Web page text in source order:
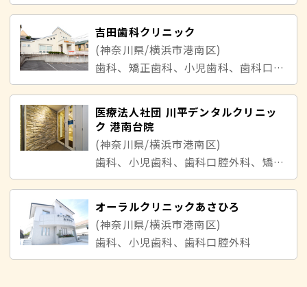
吉田歯科クリニック
(神奈川県/横浜市港南区)
歯科、矯正歯科、小児歯科、歯科口腔外科
医療法人社団 川平デンタルクリニッ
ク 港南台院
(神奈川県/横浜市港南区)
歯科、小児歯科、歯科口腔外科、矯正歯科
オーラルクリニックあさひろ
(神奈川県/横浜市港南区)
歯科、小児歯科、歯科口腔外科